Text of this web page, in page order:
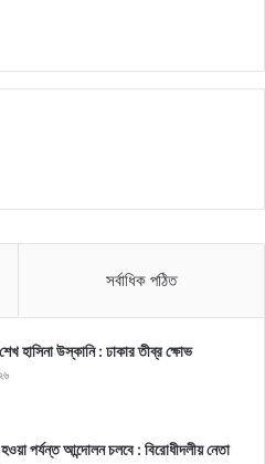
সর্বাধিক পঠিত
হাসিনা উস্কানি : ঢাকার তীব্র ক্ষোভ
পর্যন্ত আন্দোলন চলবে : বিরোধীদলীয় নেতা